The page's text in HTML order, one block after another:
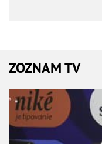
ZOZNAM TV